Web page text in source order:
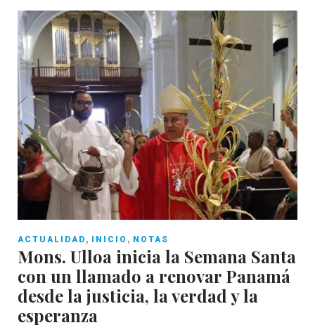
ACTUALIDAD , INICIO , NOTAS
Mons. Ulloa inicia la Semana Santa
con un llamado a renovar Panamá
desde la justicia, la verdad y la
esperanza